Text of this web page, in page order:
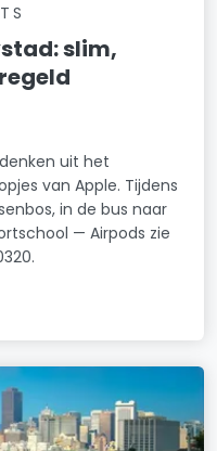
slim,
uit het
van Apple. Tijdens
in de bus naar
— Airpods zie